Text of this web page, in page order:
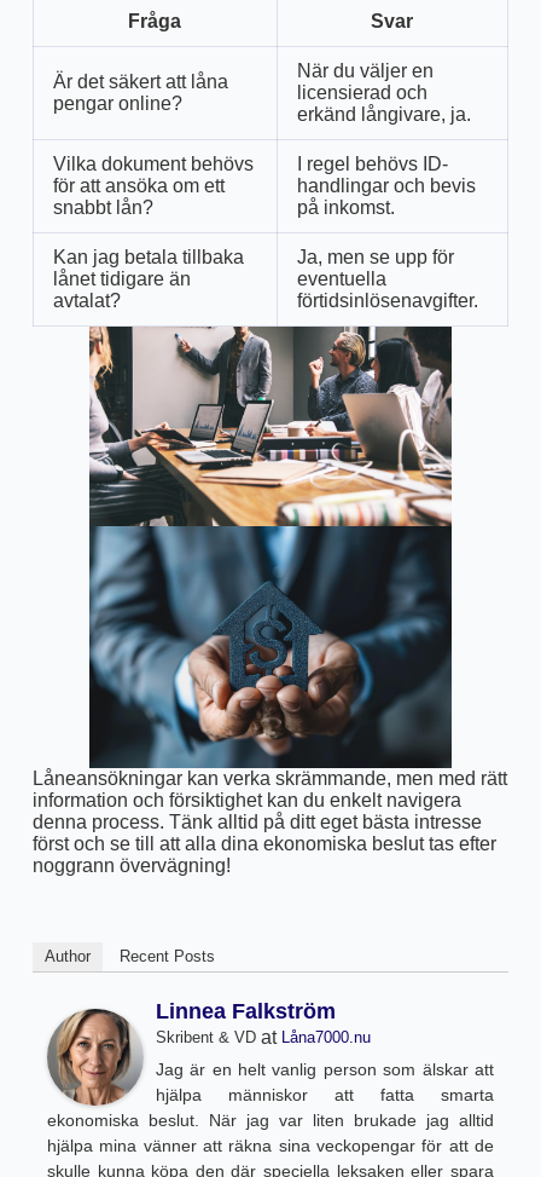
Fråga Svar
Är det säkert att låna
pengar online?
När du väljer en
licensierad och
erkänd långivare, ja.
Vilka dokument behövs
för att ansöka om ett
snabbt lån?
I regel behövs ID-
handlingar och bevis
på inkomst.
Kan jag betala tillbaka
lånet tidigare än
avtalat?
Ja, men se upp för
eventuella
förtidsinlösenavgifter.
Låneansökningar kan verka skrämmande, men med rätt
information och försiktighet kan du enkelt navigera
denna process. Tänk alltid på ditt eget bästa intresse
först och se till att alla dina ekonomiska beslut tas efter
noggrann övervägning!
Author Recent Posts
Linnea Falkström
Skribent & VDat Låna7000.nu
Jag är en helt vanlig person som älskar att
hjälpa människor att fatta smarta
ekonomiska beslut. När jag var liten brukade jag alltid
hjälpa mina vänner att räkna sina veckopengar för att de
skulle kunna köpa den där speciella leksaken eller spara